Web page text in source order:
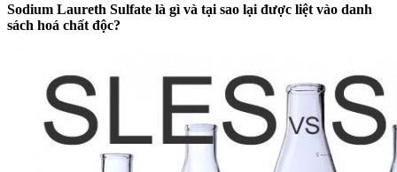
Sodium Laureth Sulfate là gì và tại sao lại được liệt vào danh
sách hoá chất độc?